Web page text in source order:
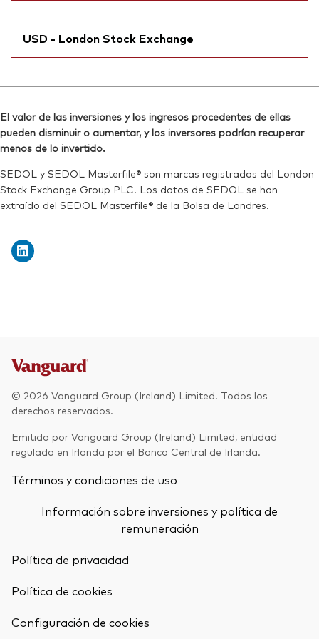
SEDOL: BG0SHR1
Bloomberg:VAPX LN
Reuters:VAPX.L
SEDOL:B9MSLC3
Ticker de cotización:VAPX
USD - London Stock Exchange
ISIN:IE00B9F5YL18
Reuters:VDPX.L
SEDOL: B94JY69
Ticker de cotización:VDPX
El valor de las inversiones y los ingresos procedentes de ellas
pueden disminuir o aumentar, y los inversores podrían recuperar
menos de lo invertido.
SEDOL y SEDOL Masterfile® son marcas registradas del London
Stock Exchange Group PLC. Los datos de SEDOL se han
extraído del SEDOL Masterfile® de la Bolsa de Londres.
© 2026 Vanguard Group (Ireland) Limited. Todos los
derechos reservados.
Emitido por Vanguard Group (Ireland) Limited, entidad
regulada en Irlanda por el Banco Central de Irlanda.
Términos y condiciones de uso
Información sobre inversiones y política de
remuneración
Política de privacidad
Política de cookies
Configuración de cookies